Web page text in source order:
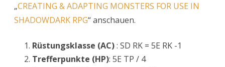
„CREATING & ADAPTING MONSTERS FOR USE IN
SHADOWDARK RPG“ anschauen.
Rüstungsklasse (AC): SD RK = 5E RK -1
Trefferpunkte (HP): 5E TP / 4